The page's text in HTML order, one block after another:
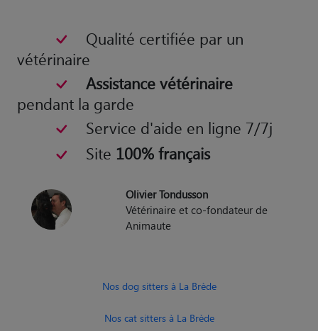
Qualité certifiée par un
vétérinaire
Assistance vétérinaire
pendant la garde
Service d'aide en ligne 7/7j
Site 100% français
Olivier Tondusson
Vétérinaire et co-fondateur de
Animaute
Nos dog sitters à La Brède
Nos cat sitters à La Brède